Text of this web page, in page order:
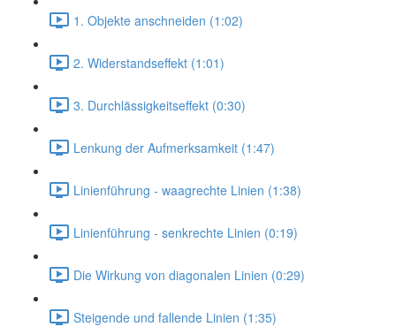
1. Objekte anschneiden (1:02)
2. Widerstandseffekt (1:01)
3. Durchlässigkeitseffekt (0:30)
Lenkung der Aufmerksamkeit (1:47)
Linienführung - waagrechte Linien (1:38)
Linienführung - senkrechte Linien (0:19)
Die Wirkung von diagonalen Linien (0:29)
Steigende und fallende Linien (1:35)